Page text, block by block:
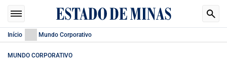
Início Mundo Corporativo
MUNDO CORPORATIVO